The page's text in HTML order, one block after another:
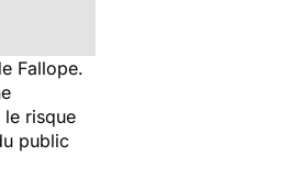
Fallope.
le risque
public